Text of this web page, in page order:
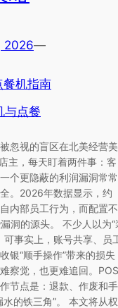
2026—
餐机指南
与点餐
忽视的盲区在北美经营美
主，每天盯着两件事：客
个更隐蔽的利润漏洞常常
。2026年数据显示，约
内部员工行为，而配置不
洞的源头。 不少人以为“
可事实上，账号共享、员
银“顺手操作”带来的损失
察觉，也更难追回。POS
节点是：退款、作废和手
的铁三角”。 本文将从权